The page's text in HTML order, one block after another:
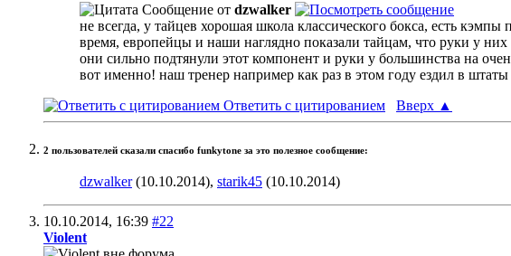
Сообщение от dzwalker
не всегда, у тайцев хорошая школа классического бокса, есть
время, европейцы и наши наглядно показали тайцам, что руки у
они сильно подтянули этот компонент и руки у большинства на
вот именно! наш тренер например как раз в этом году ездил в
Ответить с цитированием
Вверх ▲
2 пользователей сказали cпасибо funkytone за это полезное сообщение:
dzwalker(10.10.2014), starik45 (10.10.2014)
10.10.2014, 16:39 #22
Violent